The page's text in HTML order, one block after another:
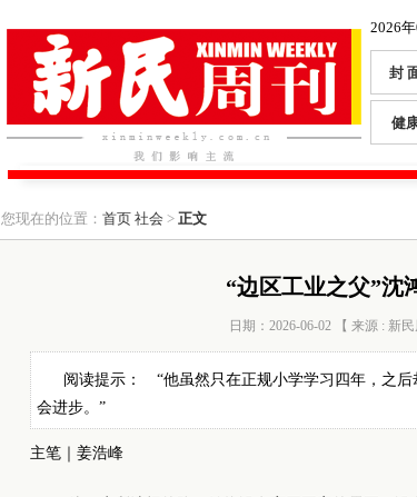
2026
封
健
您现在的位置： 首页 社会 > 正文
“边区工业之父”沈
日期：2026-06-02 【 来源 : 新民
阅读提示： “他虽然只在正规小学学习四年，之
会进步。”
主笔｜姜浩峰